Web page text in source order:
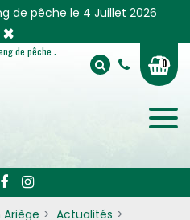
de pêche le 4 Juillet 2026
×
de pêche :
0
Actualités